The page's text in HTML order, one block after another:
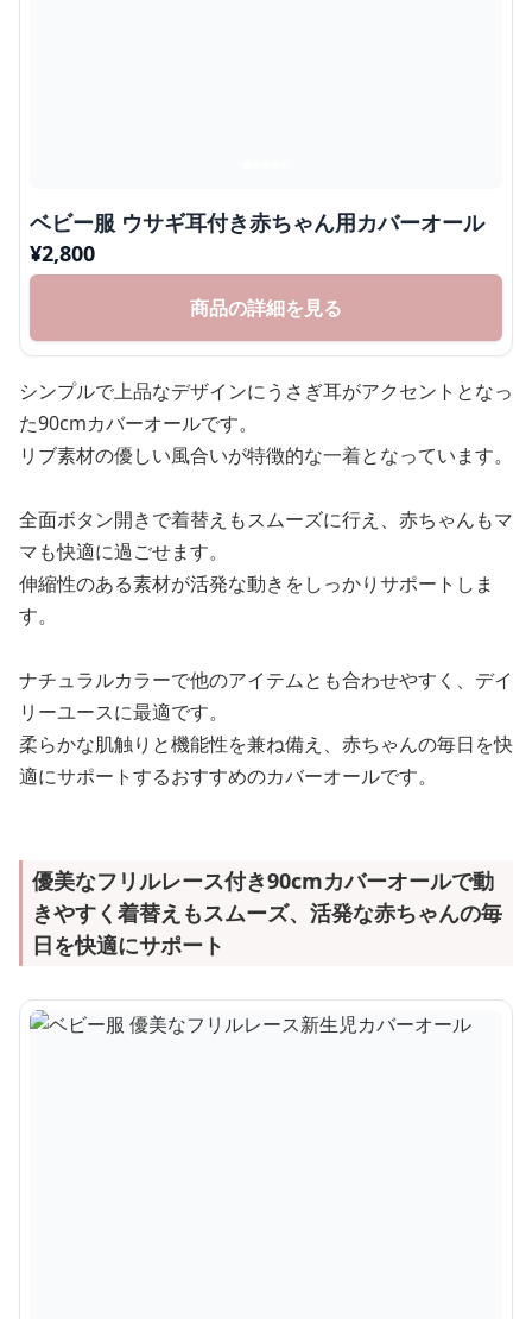
ベビー服 ウサギ耳付き赤ちゃん用カバーオール
¥2,800
商品の詳細を見る
シンプルで上品なデザインにうさぎ耳がアクセントとなっ
た90cmカバーオールです。
リブ素材の優しい風合いが特徴的な一着となっています。
全面ボタン開きで着替えもスムーズに行え、赤ちゃんもマ
マも快適に過ごせます。
伸縮性のある素材が活発な動きをしっかりサポートしま
す。
ナチュラルカラーで他のアイテムとも合わせやすく、デイ
リーユースに最適です。
柔らかな肌触りと機能性を兼ね備え、赤ちゃんの毎日を快
適にサポートするおすすめのカバーオールです。
優美なフリルレース付き90cmカバーオールで動
きやすく着替えもスムーズ、活発な赤ちゃんの毎
日を快適にサポート